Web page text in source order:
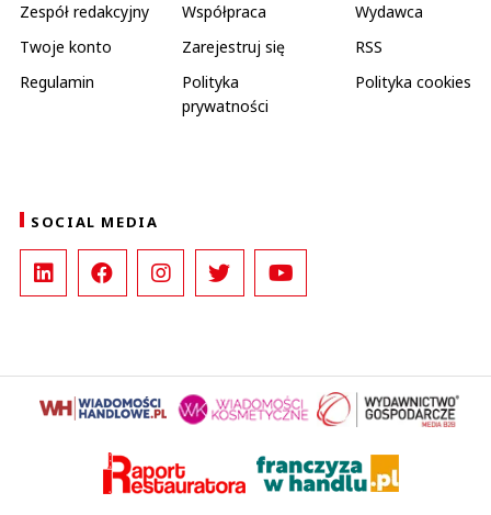
Zespół redakcyjny Współpraca
Wydawca
Twoje konto
Zarejestruj się
RSS
Regulamin
Polityka
prywatności
Polityka cookies
SOCIAL MEDIA